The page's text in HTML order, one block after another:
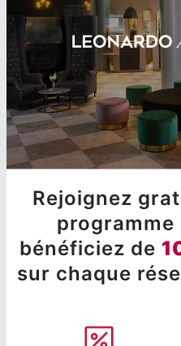
Rejoignez
bénéficiez de
sur chaque